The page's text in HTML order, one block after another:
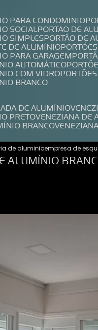
PARA CONDOMINIO
SOCIAL PORTAO DE
SIMPLES PORTÃO DE
DE ALUMÍNIO
PARA GARAGEM
AUTOMÁTICO
COM VIDRO
BRANCO
DE ALUMÍNIO
PRETO VENEZIANA
BRANCO
de aluminioempresa de
ALUMÍNIO